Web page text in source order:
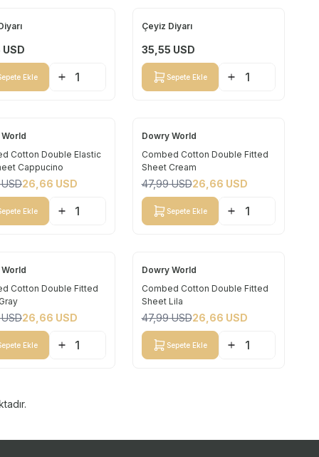
USD
Ekle
Yeni
Çeyiz Diyarı
35,55 USD
Sepete Ekle
Cotton Double Elastic
Cappucino
26,66 USD
Ekle
Yeni
%44
Dowry World
Combed Cotton Double Fitted
Sheet Cream
47,99USD26,66 USD
Sepete Ekle
Cotton Double Fitted
26,66 USD
Ekle
Yeni
%44
Dowry World
Combed Cotton Double Fitted
Sheet Lila
47,99USD26,66 USD
Sepete Ekle